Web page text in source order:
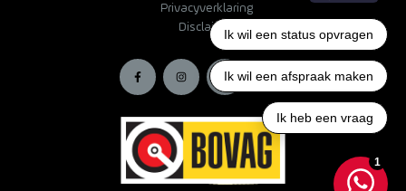
Privacyverklaring
Disclaimer